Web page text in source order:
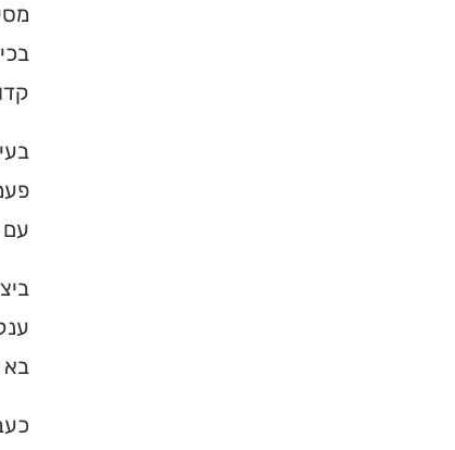
עם
בא